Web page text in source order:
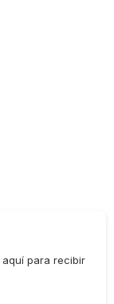
para recibir